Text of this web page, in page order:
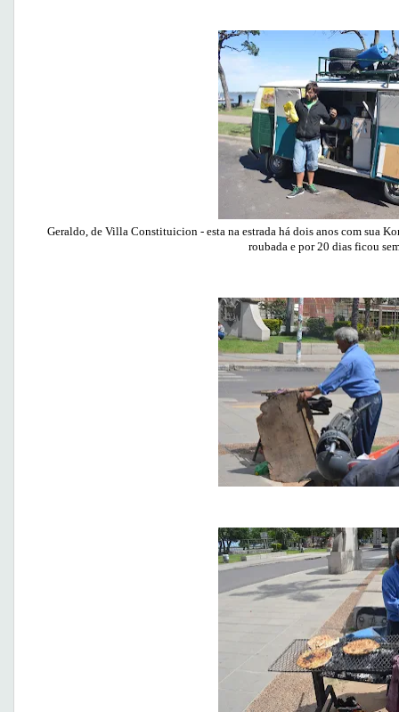
Geraldo, de Villa Constituicion - esta na estrada há dois anos com sua
roubada e por 20 dias ficou